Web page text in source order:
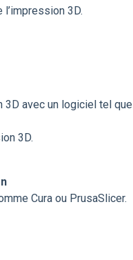
3D.
avec un logiciel tel que
3D.
Cura ou PrusaSlicer.